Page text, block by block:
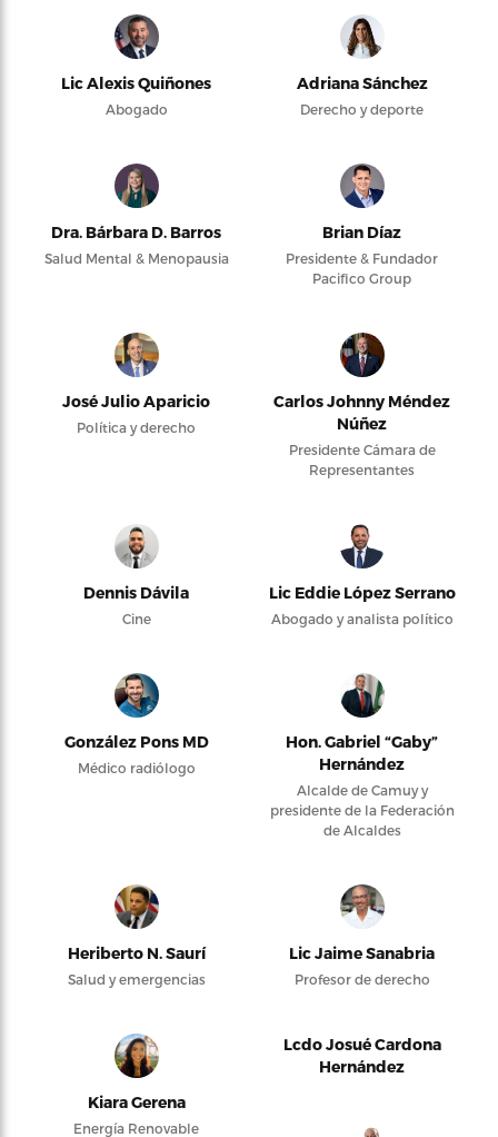
Lic Alexis Quiñones
Abogado
Adriana Sánchez
Derecho y deporte
Dra. Bárbara D. Barros
Salud Mental & Menopausia
Brian Díaz
Presidente & Fundador
Pacifico Group
José Julio Aparicio
Política y derecho
Carlos Johnny Méndez
Núñez
Presidente Cámara de
Representantes
Dennis Dávila
Cine
Lic Eddie López Serrano
Abogado y analista político
González Pons MD
Médico radiólogo
Hon. Gabriel “Gaby”
Hernández
Alcalde de Camuy y
presidente de la Federación
de Alcaldes
Heriberto N. Saurí
Salud y emergencias
Lic Jaime Sanabria
Profesor de derecho
Kiara Gerena
Energía Renovable
Lcdo Josué Cardona
Hernández